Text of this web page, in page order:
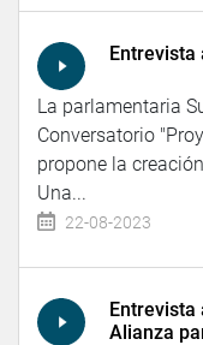
Entrevista
La parlamentaria
Conversatorio
propone la
Una...
22-08-2023
Entrevista
Alianza